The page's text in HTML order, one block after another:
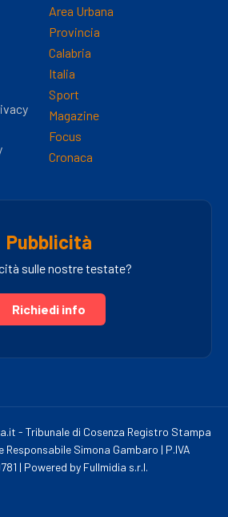
Area Urbana
Provincia
Calabria
Italia
Sport
Magazine
Focus
Cronaca
Pubblicità
sulle nostre testate?
Richiedi info
- Tribunale di Cosenza Registro Stampa
Simona Gambaro | P.IVA
| Powered by Fullmidia s.r.l.